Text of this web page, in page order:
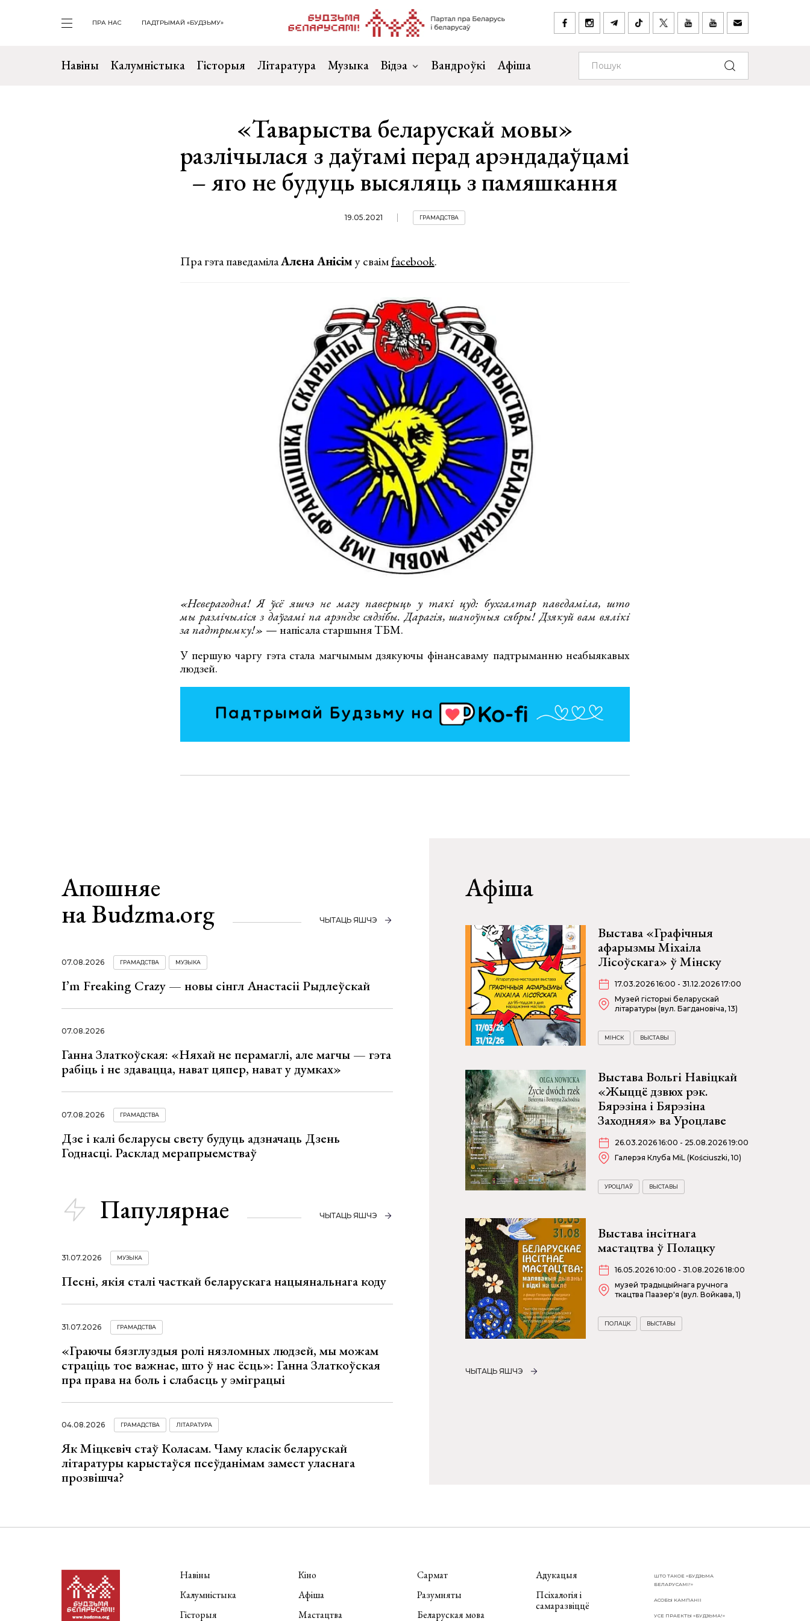
ПРА НАС ПАДТРЫМАЙ «БУДЗЬМУ»
Навіны Калумністыка Гісторыя Літаратура Музыка Відэа Вандроўкі Афіша
«Таварыства беларускай мовы»
разлічылася з даўгамі перад арэндадаўцамі
– яго не будуць высяляць з памяшкання
19.05.2021 ГРАМАДСТВА
Пра гэта паведамілаАлена Анісіму сваімfacebook.
«Неверагодна! Я ўсё яшчэ не магу паверыць у такі цуд: бухгалтар паведаміла, што
мы разлічыліся з даўгамі па арэндзе сядзібы. Дарагія, шаноўныя сябры! Дзякуй вам вялікі
за падтрымку!» — напісала старшыня ТБМ.
У першую чаргу гэта стала магчымым дзякуючы фінансаваму падтрыманню неабыякавых
людзей.
Апошняе
на Budzma.org
ЧЫТАЦЬ ЯШЧЭ
07.08.2026 ГРАМАДСТВА МУЗЫКА
I’m Freaking Crazy — новы сінгл Анастасіі Рыдлеўскай
07.08.2026
Ганна Златкоўская: «Няхай не перамаглі, але магчы — гэта
рабіць і не здавацца, нават цяпер, нават у думках»
07.08.2026 ГРАМАДСТВА
Дзе і калі беларусы свету будуць адзначаць Дзень
Годнасці. Расклад мерапрыемстваў
Папулярнае ЧЫТАЦЬ ЯШЧЭ
31.07.2026 МУЗЫКА
Песні, якія сталі часткай беларускага нацыянальнага коду
31.07.2026 ГРАМАДСТВА
«Граючы бязглуздыя ролі нязломных людзей, мы можам
страціць тое важнае, што ў нас ёсць»: Ганна Златкоўская
пра права на боль і слабасць у эміграцыі
04.08.2026 ГРАМАДСТВА ЛІТАРАТУРА
Як Міцкевіч стаў Коласам. Чаму класік беларускай
літаратуры карыстаўся псеўданімам замест уласнага
прозвішча?
Афіша
Выстава «Графічныя
афарызмы Міхаіла
Лісоўскага» ў Мінску
17.03.2026 16:00 - 31.12.2026 17:00
Музей гісторыі беларускай
літаратуры (вул. Багдановіча, 13)
МІНСК ВЫСТАВЫ
Выстава Вольгі Навіцкай
«Жыццё дзвюх рэк.
Бярэзіна і Бярэзіна
Заходняя» ва Уроцлаве
26.03.2026 16:00 - 25.08.2026 19:00
Галерэя Клуба MiL (Kościuszki, 10)
УРОЦЛАЎ ВЫСТАВЫ
Выстава інсітнага
мастацтва ў Полацку
16.05.2026 10:00 - 31.08.2026 18:00
музей традыцыйнага ручнога
ткацтва Паазер'я (вул. Войкава, 1)
ПОЛАЦК ВЫСТАВЫ
ЧЫТАЦЬ ЯШЧЭ
Навіны
Калумністыка
Гісторыя
Кіно
Афіша
Мастацтва
Сармат
Разумняты
Беларуская мова
Адукацыя
Псіхалогія і
самаразвіццё
ШТО ТАКОЕ «БУДЗЬМА
БЕЛАРУСАМІ!»
АСОБЫ КАМПАНІІ
УСЕ ПРАЕКТЫ «БУДЗЬМА!»